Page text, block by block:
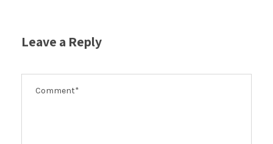
Leave a Reply